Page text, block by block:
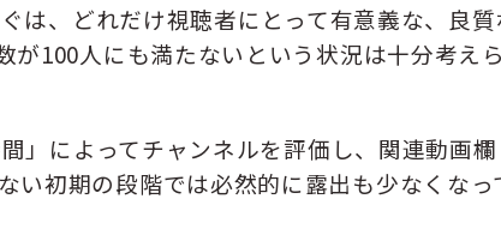
は、どれだけ視聴者にとって有意義な、良
が100人にも満たないという状況は十分考え
」によってチャンネルを評価し、関連動画欄
い初期の段階では必然的に露出も少なくなっ